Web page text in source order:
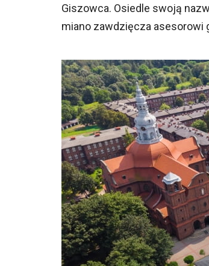
Giszowca. Osiedle swoją
miano zawdzięcza